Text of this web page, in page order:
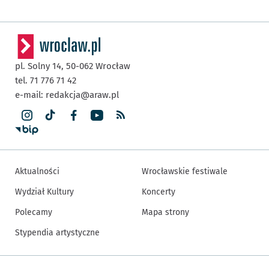
pl. Solny 14, 50-062 Wrocław
tel. 71 776 71 42
e-mail: redakcja@araw.pl
Aktualności
Wydział Kultury
Polecamy
Stypendia artystyczne
Wrocławskie festiwale
Koncerty
Mapa strony